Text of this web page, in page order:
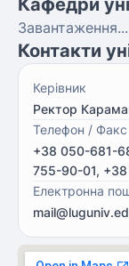
Кафедри
Завантаження...
Контакти
Керівник
Ректор
Телефон / Факс
+38 050-681-
755-90-01,
Електронна